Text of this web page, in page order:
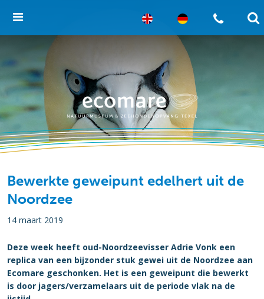
Bewerkte geweipunt edelhert uit de
Noordzee
14 maart 2019
Deze week heeft oud-Noordzeevisser Adrie Vonk een
replica van een bijzonder stuk gewei uit de Noordzee aan
Ecomare geschonken. Het is een geweipunt die bewerkt
is door jagers/verzamelaars uit de periode vlak na de